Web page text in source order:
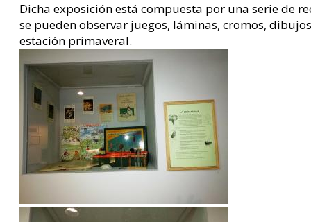
Dicha exposición está compuesta por una serie de
se pueden observar juegos, láminas, cromos,
estación primaveral.